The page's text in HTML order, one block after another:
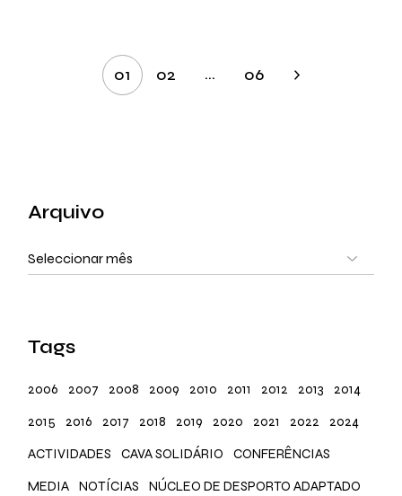
Paginação
01 02 … 06
Arquivo
Arquivo
Tags
2006 2007 2008 2009 2010 2011 2012 2013
2014
2015
2016 2017 2018 2019 2020 2021 2022
2024
ACTIVIDADES
CAVA SOLIDÁRIO
CONFERÊNCIAS
MEDIA
NOTÍCIAS
NÚCLEO DE DESPORTO ADAPTADO